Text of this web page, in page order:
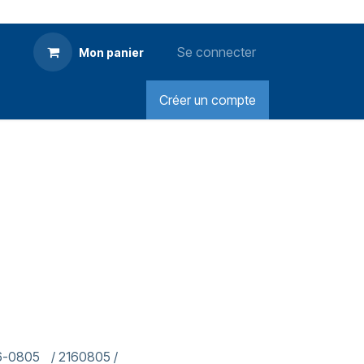
Mon panier Se connecter
Créer un compte
0805 / 2160805 /